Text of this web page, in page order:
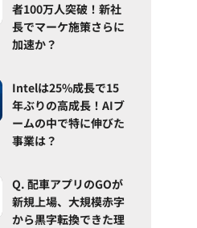
者100万人突破！新社
長でマーケ施策さらに
加速か？
Intelは25%成長で15
年ぶりの高成長！AIブ
ームの中で特に伸びた
事業は？
Q. 配車アプリのGOが
新規上場、大規模赤字
から黒字転換できた理